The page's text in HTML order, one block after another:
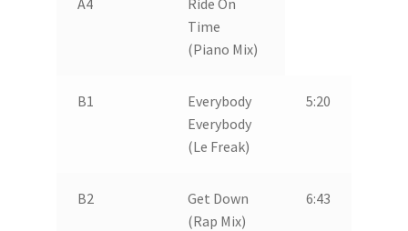
Time
(Piano Mix)
B1
Everybody
Everybody
(Le Freak)
5:20
B2
Get Down
(Rap Mix)
6:43